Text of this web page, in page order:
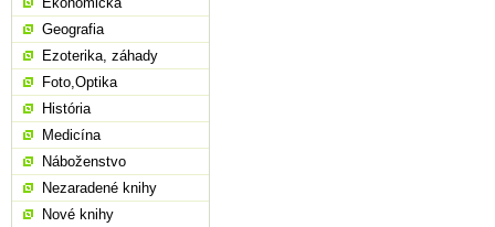
Geografia
Ezoterika, záhady
Foto,Optika
História
Medicína
Náboženstvo
Nezaradené knihy
Nové knihy